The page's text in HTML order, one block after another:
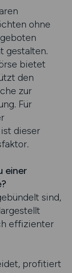
ohne
gestalten.
bietet
den
zur
Für
dieser
einer
sind,
effizienter
profitiert